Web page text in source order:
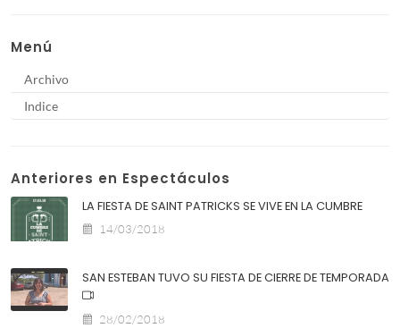
Menú
Archivo
Indice
Anteriores en Espectáculos
LA FIESTA DE SAINT PATRICKS SE VIVE EN LA CUMBRE
14/03/2018
SAN ESTEBAN TUVO SU FIESTA DE CIERRE DE TEMPORADA
28/02/2018